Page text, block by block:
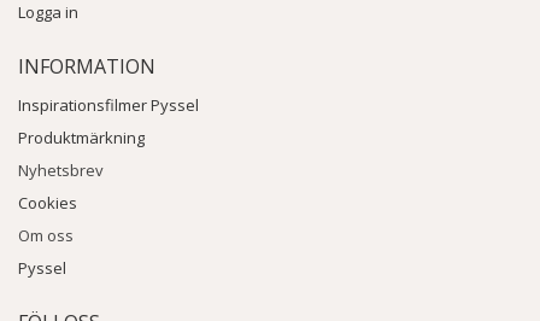
Logga in
INFORMATION
Inspirationsfilmer Pyssel
Produktmärkning
Nyhetsbrev
Cookies
Om oss
Pyssel